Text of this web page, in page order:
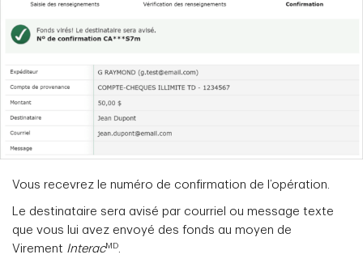
Vous recevrez le numéro de confirmation de l’opération.
Le destinataire sera avisé par courriel ou message texte
que vous lui avez envoyé des fonds au moyen de
Virement InteracMD